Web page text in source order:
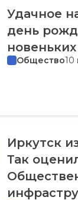
Удачное
день
Общество10
Иркутск
Так